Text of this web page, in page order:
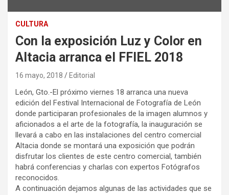
CULTURA
Con la exposición Luz y Color en
Altacia arranca el FFIEL 2018
16 mayo, 2018 Editorial
León, Gto.-El próximo viernes 18 arranca una nueva
edición del Festival Internacional de Fotografía de León
donde participaran profesionales de la imagen alumnos y
aficionados a el arte de la fotografía, la inauguración se
llevará a cabo en las instalaciones del centro comercial
Altacia donde se montará una exposición que podrán
disfrutar los clientes de este centro comercial, también
habrá conferencias y charlas con expertos Fotógrafos
reconocidos.
A continuación dejamos algunas de las actividades que se